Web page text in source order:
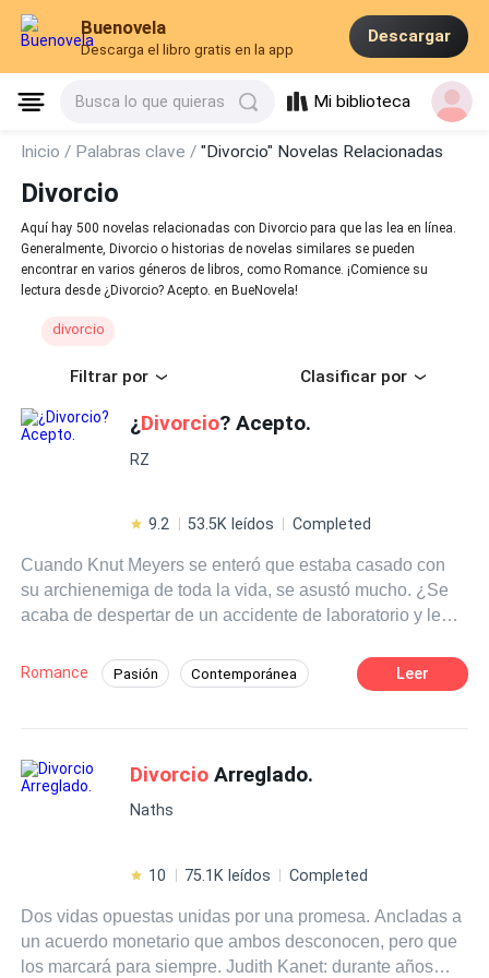
Buenovela
Descarga el libro gratis en la app
Descargar
Busca lo que quieras Mi biblioteca
Inicio / Palabras clave /"Divorcio" Novelas Relacionadas
Divorcio
Aquí hay 500 novelas relacionadas con Divorcio para que las lea en línea.
Generalmente, Divorcio o historias de novelas similares se pueden
encontrar en varios géneros de libros, como Romance. ¡Comience su
lectura desde ¿Divorcio? Acepto. en BueNovela!
divorcio
Filtrar por Clasificar por
¿Divorcio? Acepto.
RZ
9.2 53.5K leídos Completed
Cuando Knut Meyers se enteró que estaba casado con
su archienemiga de toda la vida, se asustó mucho. ¿Se
acaba de despertar de un accidente de laboratorio y le
Imposible. Astrid Bueckert no podía creer que su esposo
y padre de su hijo no la reconocía, en cambio, apenas
ha terminado su relación porque lo ha estafado de lo
grande y se fugó sin parpadear con otro hombre. Su
esposo no confía en ella y la trata como si fuese una
Romance Pasión Contemporánea Leer
Divorcio Arreglado.
Naths
10 75.1K leídos Completed
Dos vidas opuestas unidas por una promesa. Ancladas a
un acuerdo monetario que ambos desconocen, pero que
los marcará para siempre. Judith Kanet: durante años